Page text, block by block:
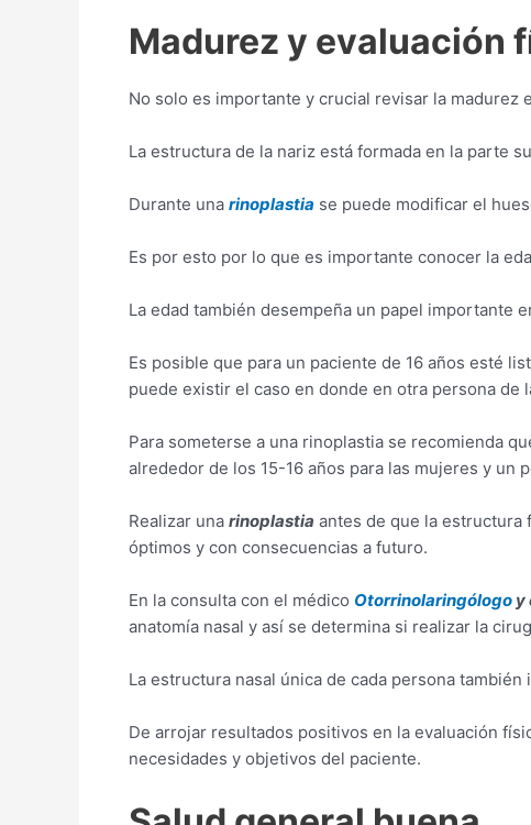
Madurez y evaluación
No solo es importante y crucial revisar la madurez
La estructura de la nariz está formada en la parte
Durante una rinoplastia se puede modificar el
Es por esto por lo que es importante conocer la
La edad también desempeña un papel importante
Es posible que para un paciente de 16 años esté
puede existir el caso en donde en otra persona de
Para someterse a una rinoplastia se recomienda
alrededor de los 15-16 años para las mujeres y un
Realizar una rinoplastia antes de que la estructura
óptimos y con consecuencias a futuro.
En la consulta con el médico Otorrinolaringólogo y
anatomía nasal y así se determina si realizar la
La estructura nasal única de cada persona
De arrojar resultados positivos en la evaluación
necesidades y objetivos del paciente.